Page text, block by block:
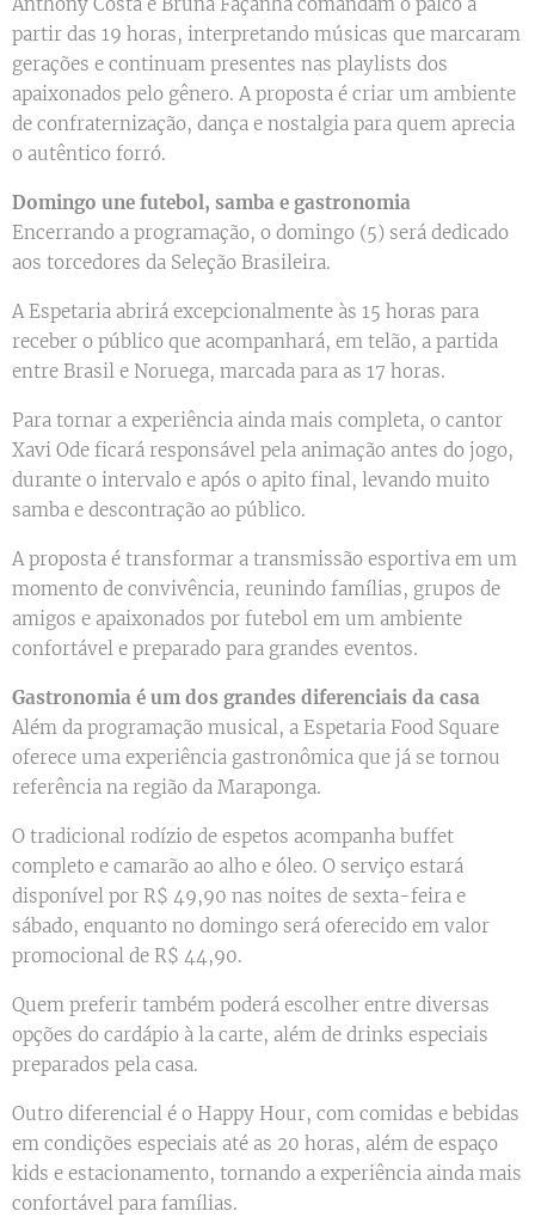
partir das 19 horas, interpretando músicas que marcaram
gerações e continuam presentes nas playlists dos
apaixonados pelo gênero. A proposta é criar um ambiente
de confraternização, dança e nostalgia para quem aprecia
o autêntico forró.
Domingo une futebol, samba e gastronomia
Encerrando a programação, o domingo (5) será dedicado
aos torcedores da Seleção Brasileira.
A Espetaria abrirá excepcionalmente às 15 horas para
receber o público que acompanhará, em telão, a partida
entre Brasil e Noruega, marcada para as 17 horas.
Para tornar a experiência ainda mais completa, o cantor
Xavi Ode ficará responsável pela animação antes do jogo,
durante o intervalo e após o apito final, levando muito
samba e descontração ao público.
A proposta é transformar a transmissão esportiva em um
momento de convivência, reunindo famílias, grupos de
amigos e apaixonados por futebol em um ambiente
confortável e preparado para grandes eventos.
Gastronomia é um dos grandes diferenciais da casa
Além da programação musical, a Espetaria Food Square
oferece uma experiência gastronômica que já se tornou
referência na região da Maraponga.
O tradicional rodízio de espetos acompanha buffet
completo e camarão ao alho e óleo. O serviço estará
disponível por R$ 49,90 nas noites de sexta-feira e
sábado, enquanto no domingo será oferecido em valor
promocional de R$ 44,90.
Quem preferir também poderá escolher entre diversas
opções do cardápio à la carte, além de drinks especiais
preparados pela casa.
Outro diferencial é o Happy Hour, com comidas e bebidas
em condições especiais até as 20 horas, além de espaço
kids e estacionamento, tornando a experiência ainda mais
confortável para famílias.